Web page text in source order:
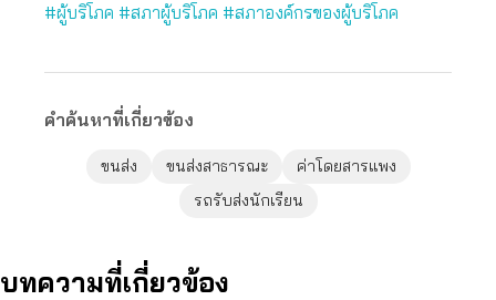
#ผู้บริโภค #สภาผู้บริโภค #สภาองค์กรของผู้บริโภค
คำค้นหาที่เกี่ยวข้อง
ขนส่ง ขนส่งสาธารณะ
ค่าโดยสารแพง
รถรับส่งนักเรียน
บทความที่เกี่ยวข้อง